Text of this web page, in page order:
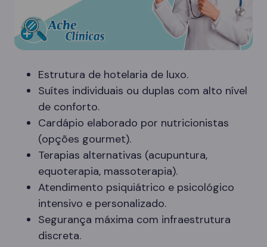
Estrutura de hotelaria de luxo.
Suítes individuais ou duplas com alto nível
de conforto.
Cardápio elaborado por nutricionistas
(opções gourmet).
Terapias alternativas (acupuntura,
equoterapia, massoterapia).
Atendimento psiquiátrico e psicológico
intensivo e personalizado.
Segurança máxima com infraestrutura
discreta.